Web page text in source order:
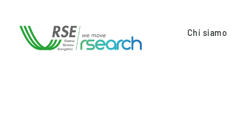
Chi siamo